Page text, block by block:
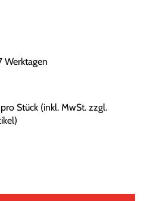
Werktagen
Stück (inkl. MwSt. zzgl.
)